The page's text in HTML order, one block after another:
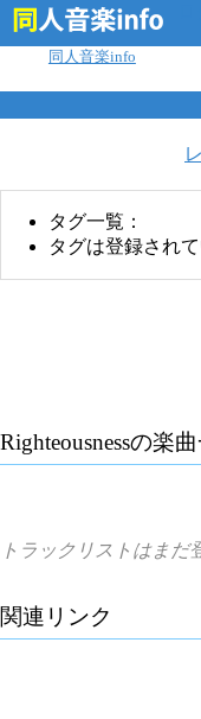
同人音楽info
タグ一覧：
タグは登録され
Righteousnessの楽
トラックリストはまだ
関連リンク